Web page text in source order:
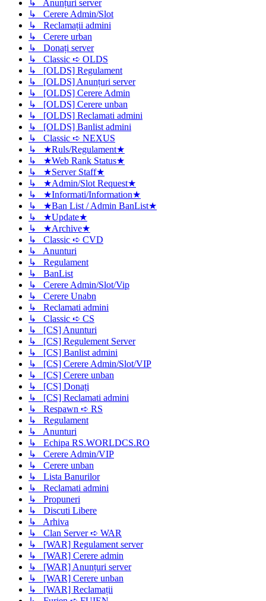
↳ Anunțuri server
↳ Cerere Admin/Slot
↳ Reclamații admini
↳ Cerere urban
↳ Donați server
↳ Classic ➪ OLDS
↳ [OLDS] Regulament
↳ [OLDS] Anunțuri server
↳ [OLDS] Cerere Admin
↳ [OLDS] Cerere unban
↳ [OLDS] Reclamati admini
↳ [OLDS] Banlist admini
↳ Classic ➪ NEXUS
↳ ★Ruls/Regulament★
↳ ★Web Rank Status★
↳ ★Server Staff★
↳ ★Admin/Slot Request★
↳ ★Informati/Information★
↳ ★Ban List / Admin BanList★
↳ ★Update★
↳ ★Archive★
↳ Classic ➪ CVD
↳ Anunturi
↳ Regulament
↳ BanList
↳ Cerere Admin/Slot/Vip
↳ Cerere Unabn
↳ Reclamati admini
↳ Classic ➪ CS
↳ [CS] Anunturi
↳ [CS] Regulement Server
↳ [CS] Banlist admini
↳ [CS] Cerere Admin/Slot/VIP
↳ [CS] Cerere unban
↳ [CS] Donați
↳ [CS] Reclamati admini
↳ Respawn ➪ RS
↳ Regulament
↳ Anunturi
↳ Echipa RS.WORLDCS.RO
↳ Cerere Admin/VIP
↳ Cerere unban
↳ Lista Banurilor
↳ Reclamati admini
↳ Propuneri
↳ Discuti Libere
↳ Arhiva
↳ Clan Server ➪ WAR
↳ [WAR] Regulament server
↳ [WAR] Cerere admin
↳ [WAR] Anunțuri server
↳ [WAR] Cerere unban
↳ [WAR] Reclamații